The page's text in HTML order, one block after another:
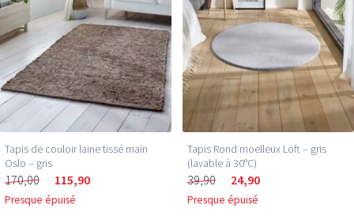
Tapis de couloir laine tissé main
Oslo – gris
170,00 115,90
Presque épuisé
Tapis Rond moelleux Loft – gris
(lavable à 30°C)
39,90 24,90
Presque épuisé